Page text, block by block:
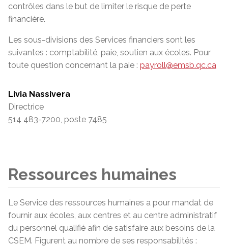
contrôles dans le but de limiter le risque de perte
financière.
Les sous-divisions des Services financiers sont les
suivantes : comptabilité, paie, soutien aux écoles. Pour
toute question concernant la paie : payroll@emsb.qc.ca
Livia Nassivera
Directrice
514 483-7200, poste 7485
Ressources humaines
Le Service des ressources humaines a pour mandat de
fournir aux écoles, aux centres et au centre administratif
du personnel qualifié afin de satisfaire aux besoins de la
CSEM. Figurent au nombre de ses responsabilités :